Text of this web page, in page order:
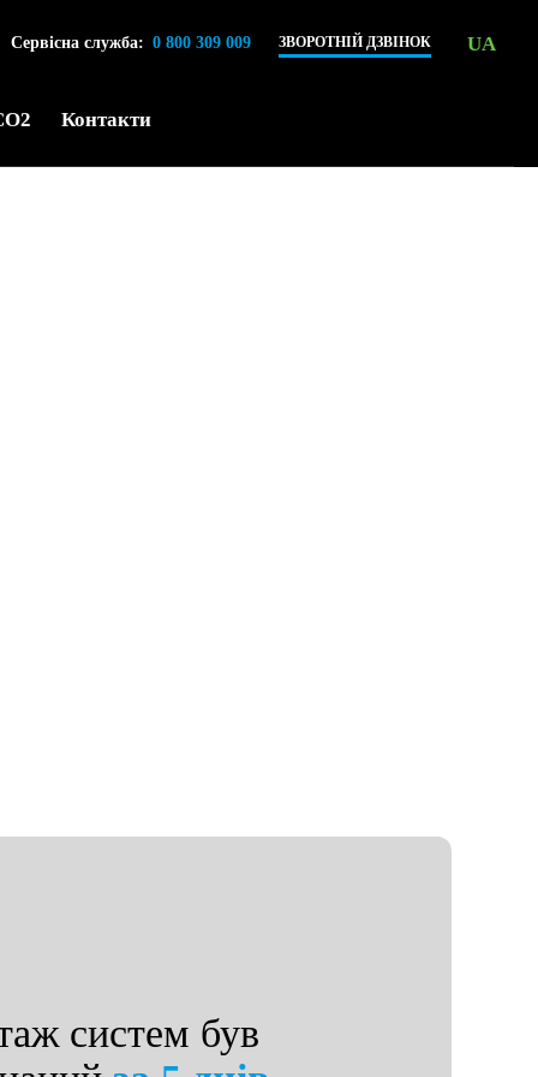
Сервісна служба: 0 800 309 009 ЗВОРОТНІЙ ДЗВІНОК UA
Контакти
систем був